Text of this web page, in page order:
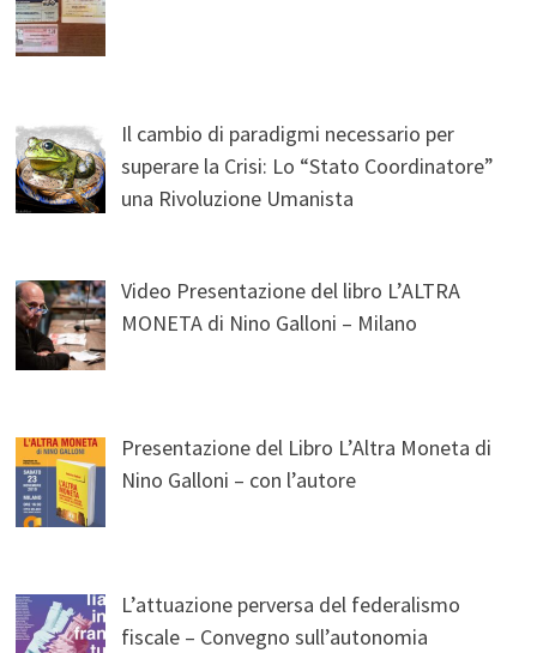
Il cambio di paradigmi necessario per
superare la Crisi: Lo “Stato Coordinatore”
una Rivoluzione Umanista
Video Presentazione del libro L’ALTRA
MONETA di Nino Galloni – Milano
Presentazione del Libro L’Altra Moneta di
Nino Galloni – con l’autore
L’attuazione perversa del federalismo
fiscale – Convegno sull’autonomia